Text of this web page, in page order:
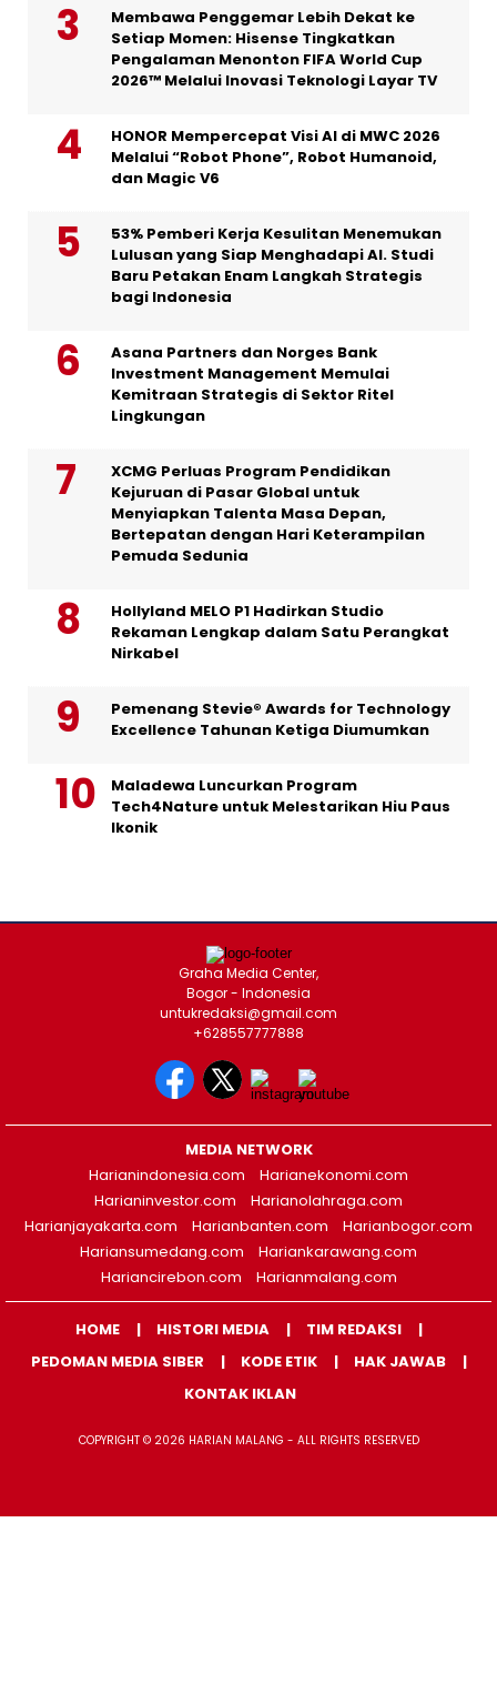
Membawa Penggemar Lebih Dekat ke
Setiap Momen: Hisense Tingkatkan
Pengalaman Menonton FIFA World Cup
2026™ Melalui Inovasi Teknologi Layar TV
HONOR Mempercepat Visi AI di MWC 2026
Melalui “Robot Phone”, Robot Humanoid,
dan Magic V6
53% Pemberi Kerja Kesulitan Menemukan
Lulusan yang Siap Menghadapi AI. Studi
Baru Petakan Enam Langkah Strategis
bagi Indonesia
Asana Partners dan Norges Bank
Investment Management Memulai
Kemitraan Strategis di Sektor Ritel
Lingkungan
XCMG Perluas Program Pendidikan
Kejuruan di Pasar Global untuk
Menyiapkan Talenta Masa Depan,
Bertepatan dengan Hari Keterampilan
Pemuda Sedunia
Hollyland MELO P1 Hadirkan Studio
Rekaman Lengkap dalam Satu Perangkat
Nirkabel
Pemenang Stevie® Awards for Technology
Excellence Tahunan Ketiga Diumumkan
Maladewa Luncurkan Program
Tech4Nature untuk Melestarikan Hiu Paus
Ikonik
Graha Media Center,
Bogor - Indonesia
untukredaksi@gmail.com
+628557777888
MEDIA NETWORK
Harianindonesia.com
Harianekonomi.com
Harianinvestor.com
Harianolahraga.com
Harianjayakarta.com
Harianbanten.com
Harianbogor.com
Hariansumedang.com
Hariankarawang.com
Hariancirebon.com
Harianmalang.com
HOME HISTORI MEDIA
TIM REDAKSI
PEDOMAN MEDIA SIBER
KODE ETIK
HAK JAWAB
KONTAK IKLAN
COPYRIGHT © 2026 HARIAN MALANG - ALL RIGHTS RESERVED